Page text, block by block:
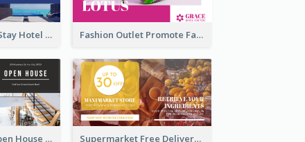
Free Overnight Stay Hotel Promotion Facebook Ad Fashion Outlet Promote Facebook Ad
Dream House Open House Facebook Ad Supermarket Free Delivery Facebook Ad